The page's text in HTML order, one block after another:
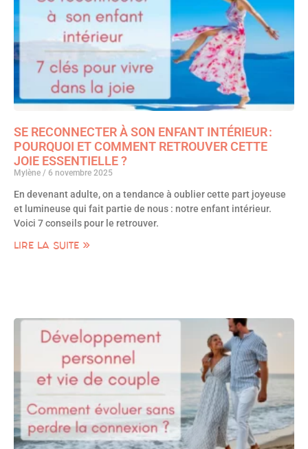
SE RECONNECTER À SON ENFANT INTÉRIEUR :
POURQUOI ET COMMENT RETROUVER CETTE
JOIE ESSENTIELLE ?
Mylène 6 novembre 2025
En devenant adulte, on a tendance à oublier cette part joyeuse
et lumineuse qui fait partie de nous : notre enfant intérieur.
Voici 7 conseils pour le retrouver.
LIRE LA SUITE »